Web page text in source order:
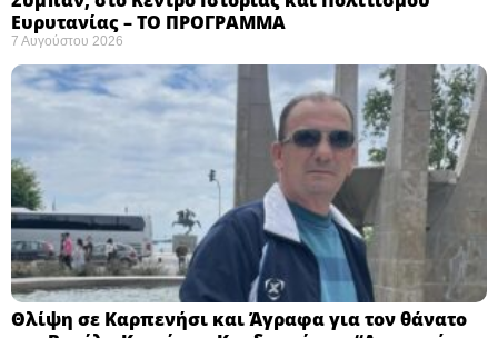
Ευρυτανίας – ΤΟ ΠΡΟΓΡΑΜΜΑ
7 Αυγούστου 2026
Θλίψη σε Καρπενήσι και Άγραφα για τον θάνατο